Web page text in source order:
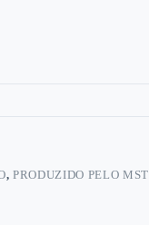
,PRODUZIDO PELO MST